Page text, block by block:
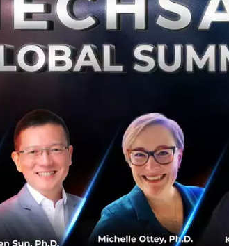
ธานเจ้าหน้าที่บริหารและกรรมการผู้จัดกา
ข้าสู่ปีที่40ในฐานะบริษัทพลังงานชั้นนำของ
ให้ทันสมัยด้วยการนำเทคโนโลยีดิจิทัลเข้ าม
นว่าสิ่งที่สำคัญที่สุดคือ การพัฒนาบุคลากรใ